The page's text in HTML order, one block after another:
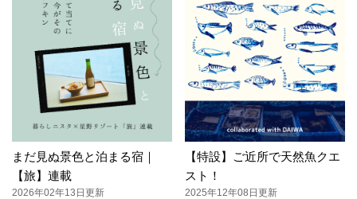
まだ見ぬ景色と泊まる宿｜
【旅】連載
2026年02年13日更新
【特設】ご近所で天然魚クエ
スト！
2025年12年08日更新